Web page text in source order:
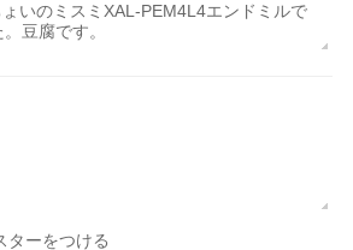
ょいのミスミXAL-PEM4L4エンドミルで
豆腐です。
ターをつける